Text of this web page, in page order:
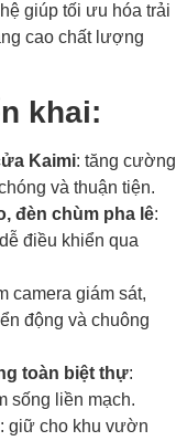
giúp tối ưu hóa trải
cao chất lượng
khai:
Kaimi: tăng cường
và thuận tiện.
đèn chùm pha lê:
điều khiển qua
camera giám sát,
động và chuông
toàn biệt thự:
sống liền mạch.
: giữ cho khu vườn